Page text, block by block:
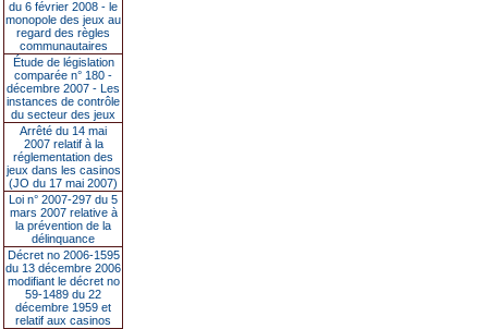
du 6 février 2008 - le
monopole des jeux au
regard des règles
communautaires
Étude de législation
comparée n° 180 -
décembre 2007 - Les
instances de contrôle
du secteur des jeux
Arrêté du 14 mai
2007 relatif à la
réglementation des
jeux dans les casinos
(JO du 17 mai 2007)
Loi n° 2007-297 du 5
mars 2007 relative à
la prévention de la
délinquance
Décret no 2006-1595
du 13 décembre 2006
modifiant le décret no
59-1489 du 22
décembre 1959 et
relatif aux casinos